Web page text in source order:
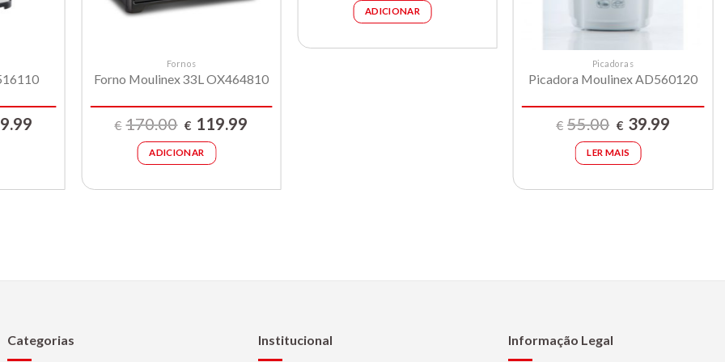
O
Fornos
Forno Moulinex 33L OX464810
€ 170.00 O
preço
original
era:
€170.00.
€ 119.99
ADICIONAR
era:
€85.00.
ADICIONAR
Picadoras
Picadora Moulinex AD560120
€ 55.00 O
preço
original
era:
€55.00.
€ 39.99
LER MAIS
Categorias Institucional Informação Legal